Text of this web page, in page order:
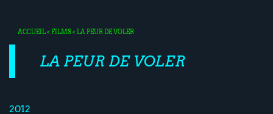
ACCUEIL< FILMS< LA PEUR DE VOLER
LA PEUR DE VOLER
2012